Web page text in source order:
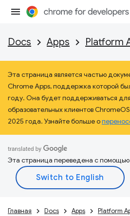
Docs Apps Platform
Эта страница является частью
Chrome Apps, поддержка которой
году. Она будет поддерживаться
образовательных клиентов
2025 года. Узнайте больше о
Эта страница переведена с помощью
Главная Docs Apps Platform